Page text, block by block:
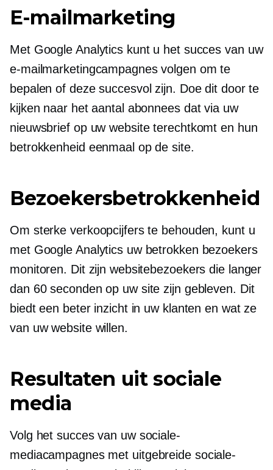
E-mailmarketing
Met Google Analytics kunt u het succes van uw
e-mailmarketingcampagnes volgen om te
bepalen of deze succesvol zijn. Doe dit door te
kijken naar het aantal abonnees dat via uw
nieuwsbrief op uw website terechtkomt en hun
betrokkenheid eenmaal op de site.
Bezoekersbetrokkenheid
Om sterke verkoopcijfers te behouden, kunt u
met Google Analytics uw betrokken bezoekers
monitoren. Dit zijn websitebezoekers die langer
dan 60 seconden op uw site zijn gebleven. Dit
biedt een beter inzicht in uw klanten en wat ze
van uw website willen.
Resultaten uit sociale
media
Volg het succes van uw sociale-
mediacampagnes met uitgebreide sociale-